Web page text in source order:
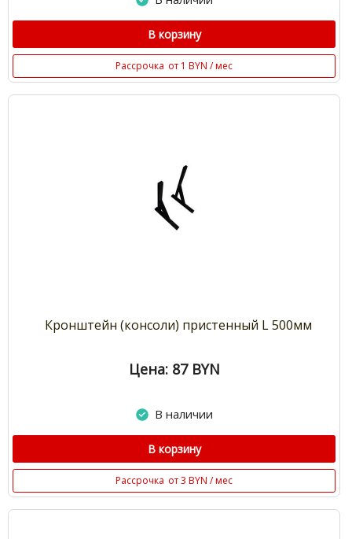
В корзину
Рассрочка от 1 BYN / мес
Кронштейн (консоли) пристенный L 500мм
Цена: 87 BYN
В наличии
В корзину
Рассрочка от 3 BYN / мес